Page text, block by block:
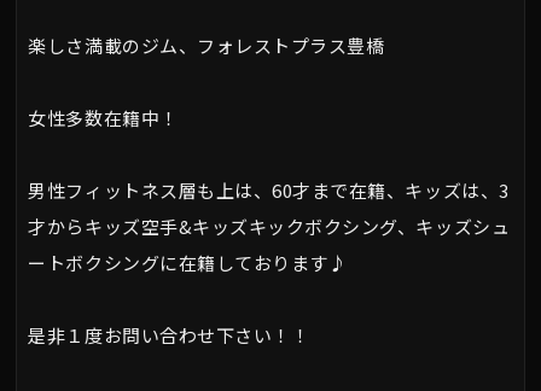
楽しさ満載のジム、フォレストプラス豊橋
女性多数在籍中！
男性フィットネス層も上は、60才まで在籍、キッズは、3
才からキッズ空手&キッズキックボクシング、キッズシュ
ートボクシングに在籍しております♪
是非１度お問い合わせ下さい！！